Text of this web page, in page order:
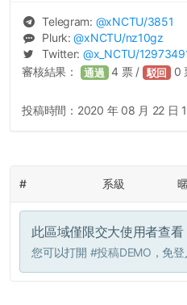
Telegram: @xNCTU/3851
Plurk:@xNCTU/nz10gz
Twitter: @x_NCTU/
審核結果： 通過 4 票 / 駁回 0
投稿時間： 2020 年 08 月 22 日
# 系級
此區域僅限交大使用者查看
您可以打開 #投稿DEMO ，免